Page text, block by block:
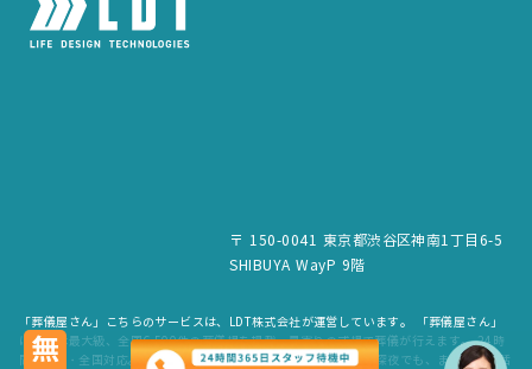
〒 150-0041 東京都渋谷区神南1丁目6-5
SHIBUYA WayP 9階
「葬儀屋さん」こちらのサービスは、LDT株式会社が運営しています。 「葬儀屋さん」
は、日本最大級、全国6,500件の葬儀場を掲載。最寄りの式場で葬儀が行えます。 24時
間365日・全国対応。スタッフが待機していますので、早朝でも深夜でも、まずはお電話